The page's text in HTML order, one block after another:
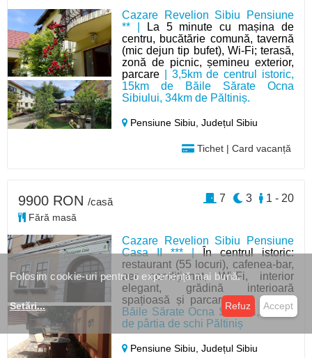
Cazare Revelion Sibiu Pensiune
** |
La 5 minute cu mașina de
centru, bucătărie comună, tavernă
(mic dejun tip bufet), Wi-Fi; terasă,
zonă de picnic, șemineu exterior,
parcare | 3,5km de centrul istoric,
15km de Băile Sărate Ocna
Sibiului, 34km de Păltiniș.
Pensiune Sibiu,Județul Sibiu
Tichet | Card vacanță
Cazare Revelion Sibiu Pensiune
Casa II *** |În centrul istoric:
restaurant (55 locuri), cafenea-bar,
aer condiționat, Wi-Fi, interior
elegant, grădină interioară
spațioasă și parcare| 18 km de
Băile Sărate Ocna Sibiului, 34 km
de pârtia de schi Păltiniș
Pensiune Sibiu,Județul Sibiu
9900 RON /casă
Fără masă
1 - 20
3
7
Folosim cookie-uri pentru o experiență mai bună.
Setări... Refuz Accept